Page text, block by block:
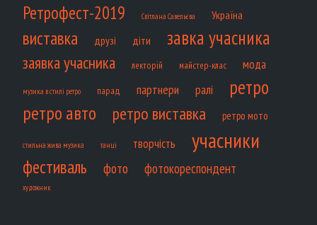
Ретрофест-2019 Світлана Савельєва Україна
виставка друзі діти завка учасника
заявка учасника лекторій майстер-клас мода
музика в стилі ретро парад партнери ралі ретро
ретро авто ретро виставка ретро мото
стильна жива музика танці творчість учасники
фестиваль фото фотокореспондент
художник